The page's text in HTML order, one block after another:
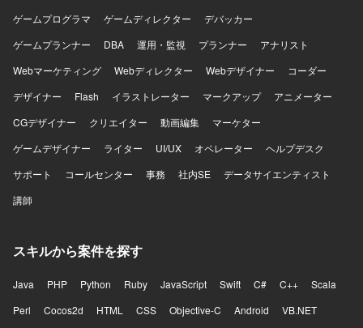
ゲームプログラマ
ゲームディレクター
デバッカー
ゲームプランナー
DBA 運用・監視 プランナー
アナリスト
Webマーケティング
Webディレクター Webデザイナー
コーダー
デザイナー
Flash イラストレーター マークアップ
アニメーター
CGデザイナー
クリエイター 動画編集
マーケター
ゲームデザイナー
ライター UI/UX オペレーター
ヘルプデスク
サポート
コールセンター 事務 社内SE
データサイエンティスト
講師
スキルから案件を探す
Java PHP Python Ruby JavaScript Swift C# C++
Scala
Perl
Cocos2d HTML CSS Objective-C Android
VB.NET